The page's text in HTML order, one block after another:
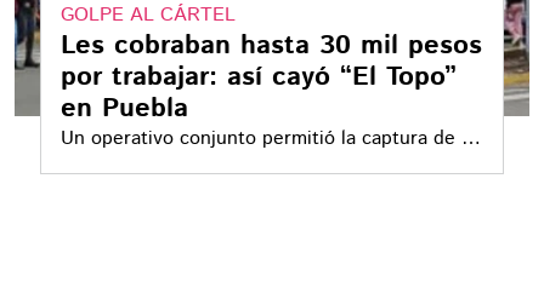
GOLPE AL CÁRTEL
Les cobraban hasta 30 mil pesos
por trabajar: así cayó “El Topo”
en Puebla
Un operativo conjunto permitió la captura de 16
presuntos integrantes de La Familia